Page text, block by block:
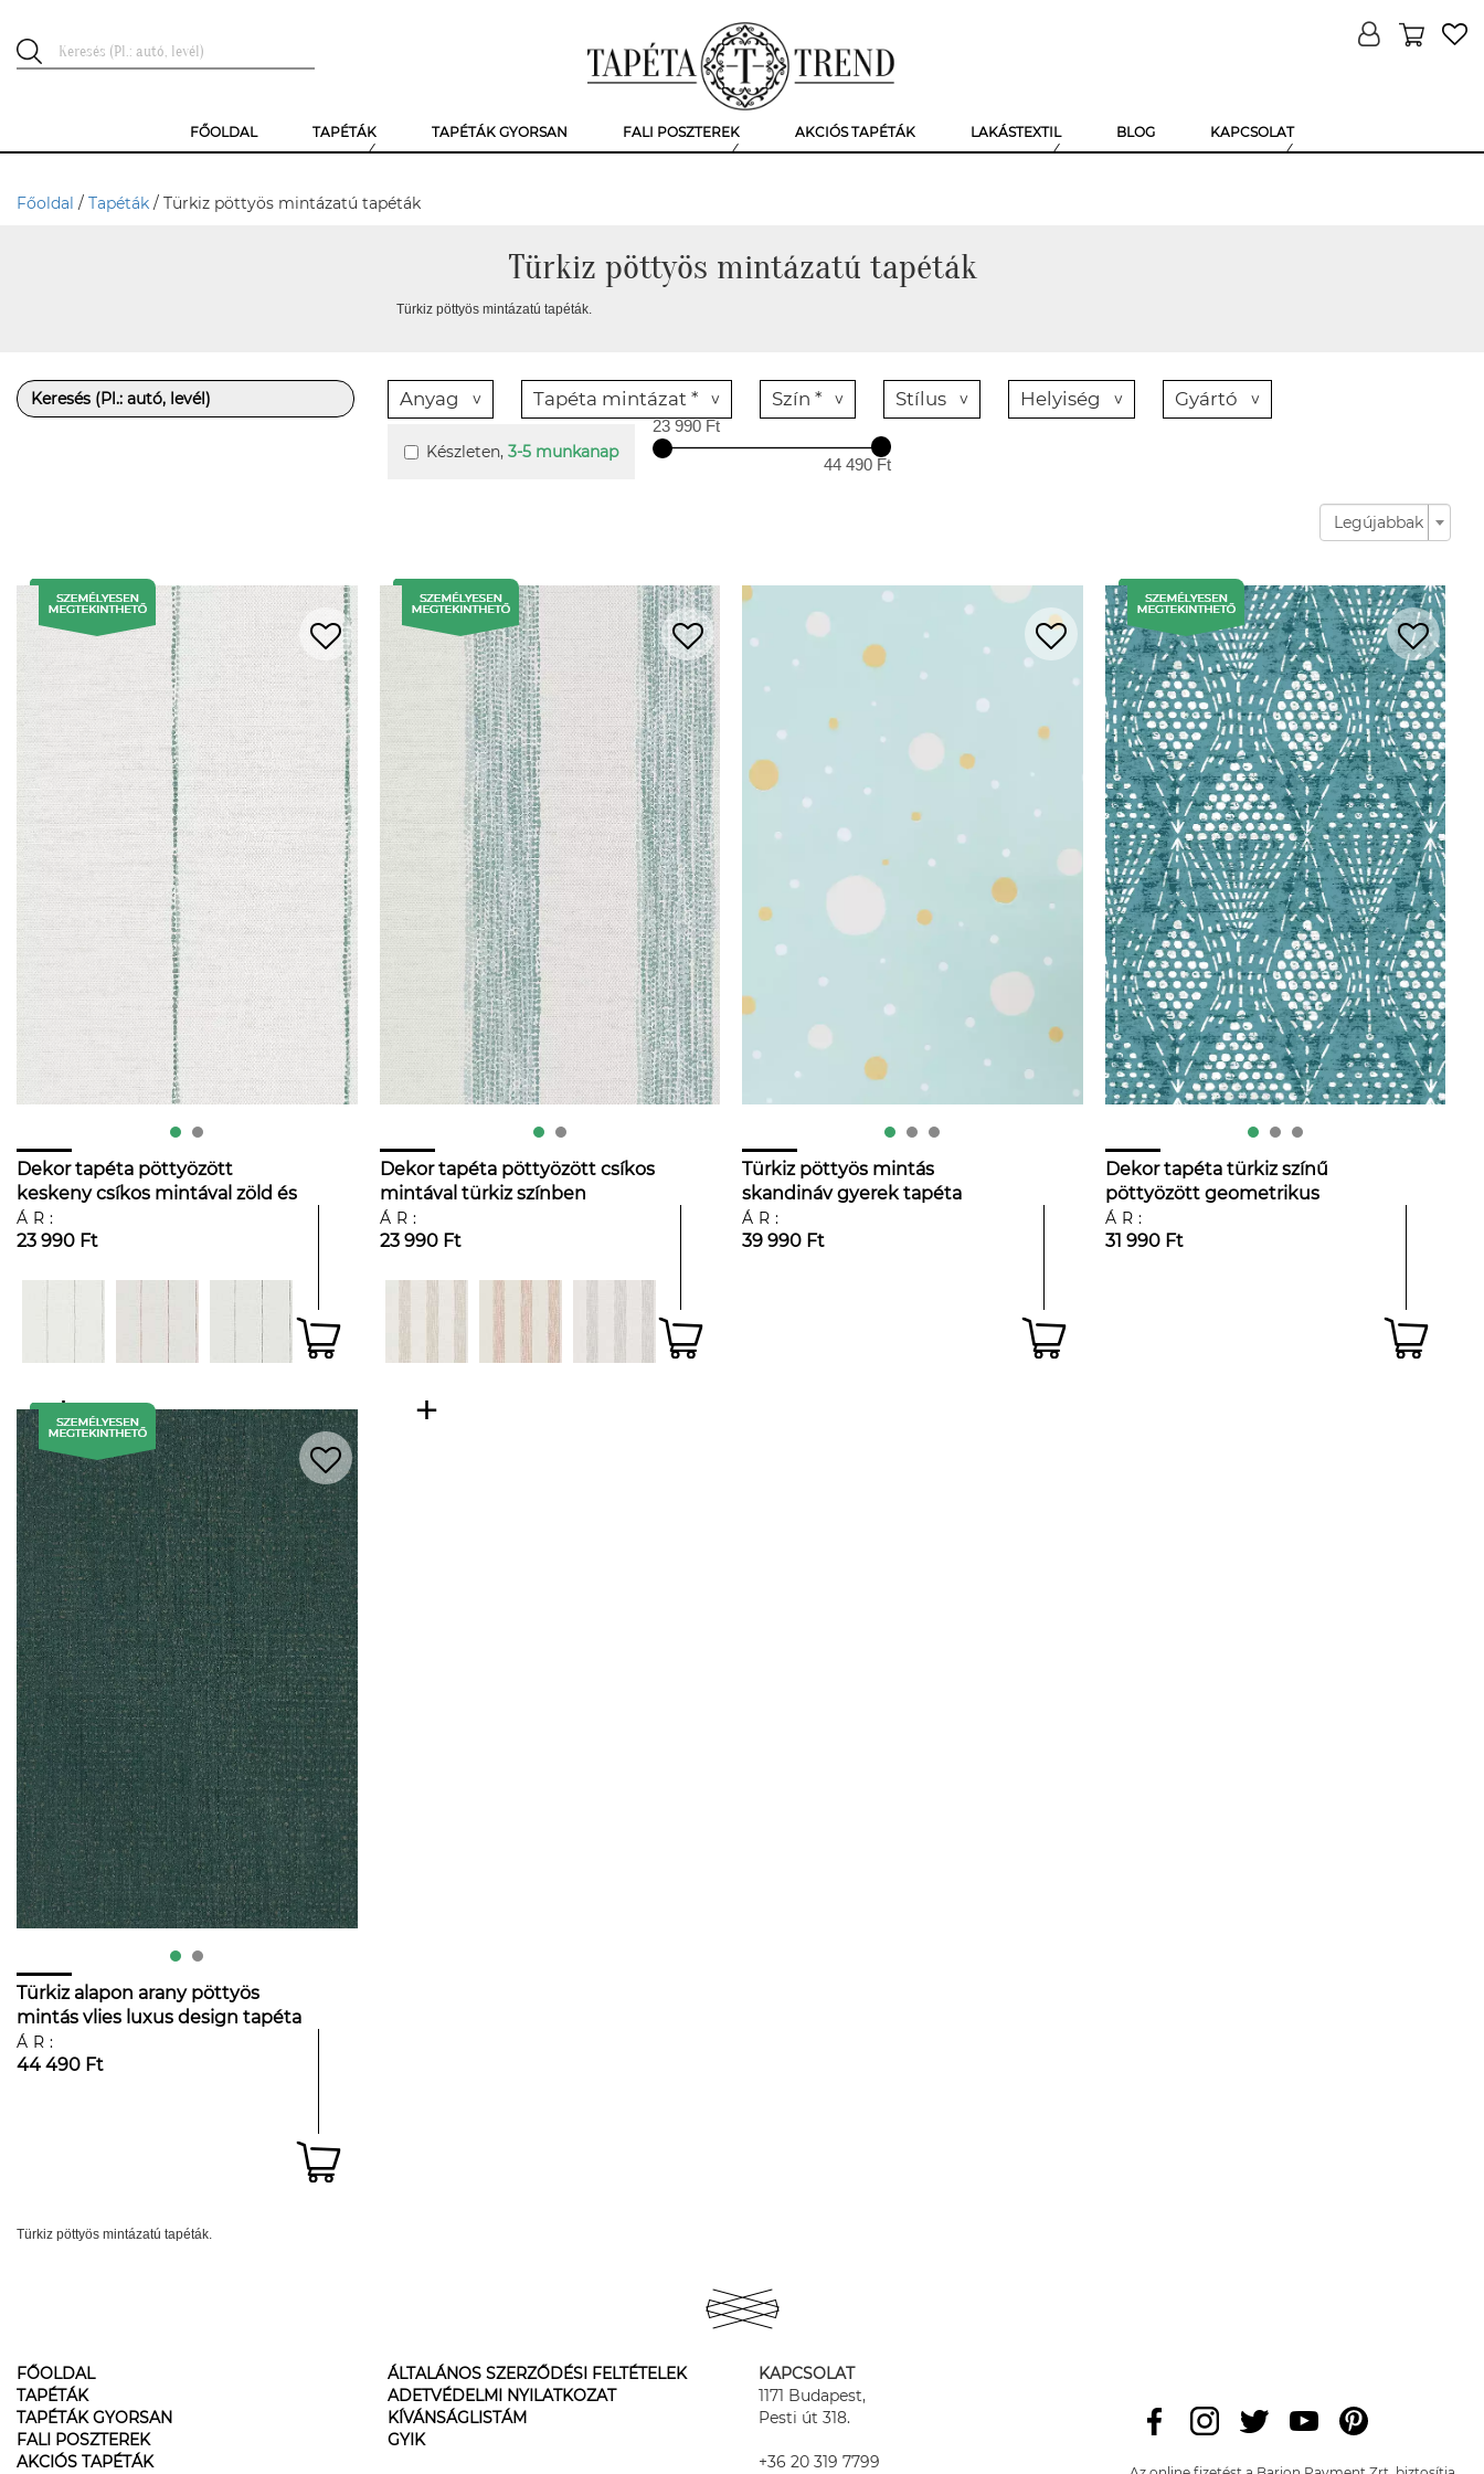
FŐOLDAL TAPÉTÁK TAPÉTÁK GYORSAN FALI POSZTEREK AKCIÓS TAPÉTÁK LAKÁSTEXTIL BLOG KAPCSOLAT
Főoldal / Tapéták / Türkiz pöttyös mintázatú tapéták
Türkiz pöttyös mintázatú tapéták
Türkiz pöttyös mintázatú tapéták.
Anyag Tapéta mintázat * Szín * Stílus Helyiség Gyártó
Készleten, 3-5 munkanap
23 990 Ft
44 490 Ft
Legújabbak
Dekor tapéta pöttyözött
keskeny csíkos mintával zöld és
türkiz színben
ÁR:
23 990 Ft
Dekor tapéta pöttyözött csíkos
mintával türkiz színben
ÁR:
23 990 Ft
Türkiz pöttyös mintás
skandináv gyerek tapéta
ÁR:
39 990 Ft
Dekor tapéta türkiz színű
pöttyözött geometrikus
mintával
ÁR:
31 990 Ft
Türkiz alapon arany pöttyös
mintás vlies luxus design tapéta
ÁR:
44 490 Ft
Türkiz pöttyös mintázatú tapéták.
FŐOLDAL
TAPÉTÁK
TAPÉTÁK GYORSAN
FALI POSZTEREK
AKCIÓS TAPÉTÁK
ÁLTALÁNOS SZERZŐDÉSI FELTÉTELEK
ADETVÉDELMI NYILATKOZAT
KÍVÁNSÁGLISTÁM
GYIK
KAPCSOLAT
1171 Budapest,
Pesti út 318.
+36 20 319 7799